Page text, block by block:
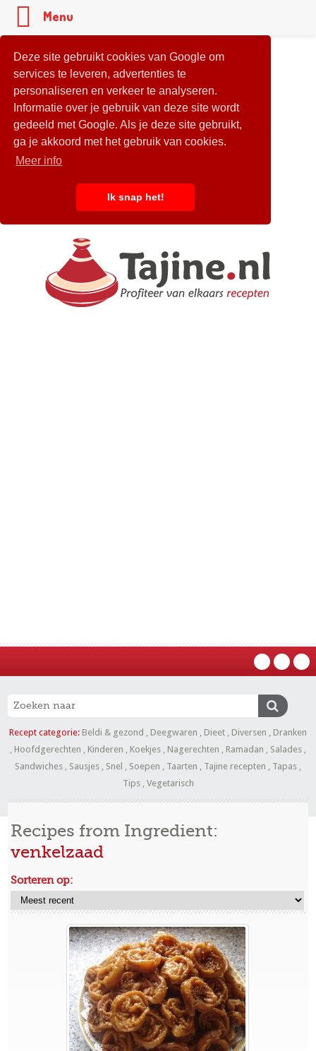
Deze site gebruikt cookies van Google om
services te leveren, advertenties te
personaliseren en verkeer te analyseren.
Informatie over je gebruik van deze site wordt
gedeeld met Google. Als je deze site gebruikt,
ga je akkoord met het gebruik van cookies.
Meer info
Ik snap het!
Recept categorie: Beldi & gezond , Deegwaren , Dieet , Diversen , Dranken
, Hoofdgerechten , Kinderen , Koekjes , Nagerechten , Ramadan , Salades ,
Sandwiches , Sausjes , Snel , Soepen , Taarten , Tajine recepten , Tapas ,
Tips, Vegetarisch
Recipes from Ingredient:
venkelzaad
Sorteren op:
Menu